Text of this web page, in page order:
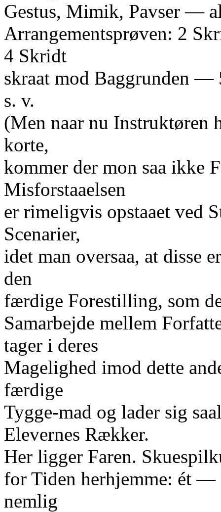
Gestus, Mimik, Pavser —
Arrangementsprøven: 2
4 Skridt
skraat mod Baggrunden
s. v.
(Men naar nu Instruktøren
korte,
kommer der mon saa ikke
Misforstaaelsen
er rimeligvis opstaaet ved
Scenarier,
idet man oversaa, at disse
den
færdige Forestilling, som
Samarbejde mellem
tager i deres
Magelighed imod dette
færdige
Tygge-mad og lader sig
Elevernes Rækker.
Her ligger Faren.
for Tiden herhjemme: ét
nemlig